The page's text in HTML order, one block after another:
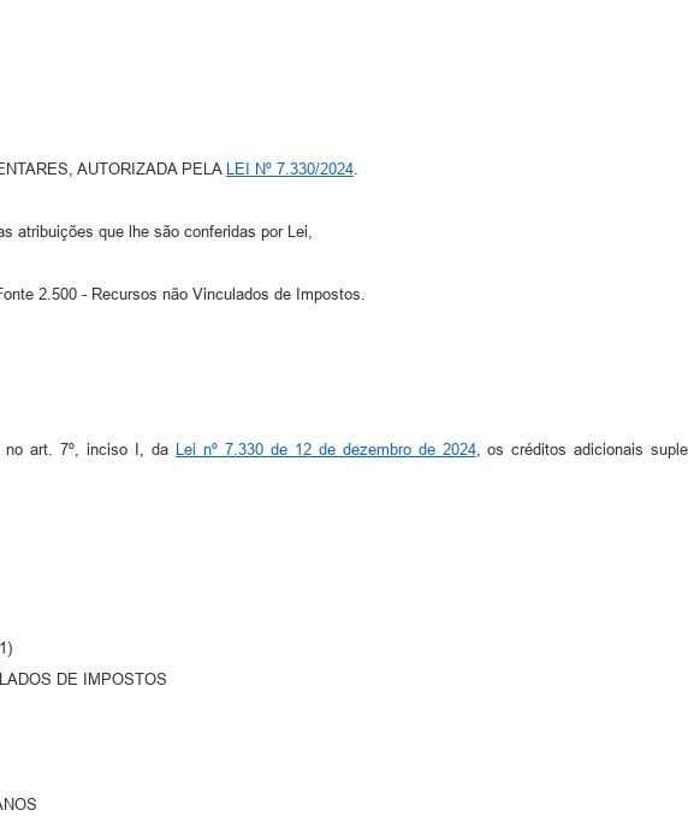
AUTORIZADA PELA LEI Nº 7.330/2024.
atribuições que lhe são conferidas por Lei,
2.500 - Recursos não Vinculados de Impostos.
no art. 7º, inciso I, da Lei nº 7.330 de 12 de dezembro de 2024, os créditos adicionais
DE IMPOSTOS